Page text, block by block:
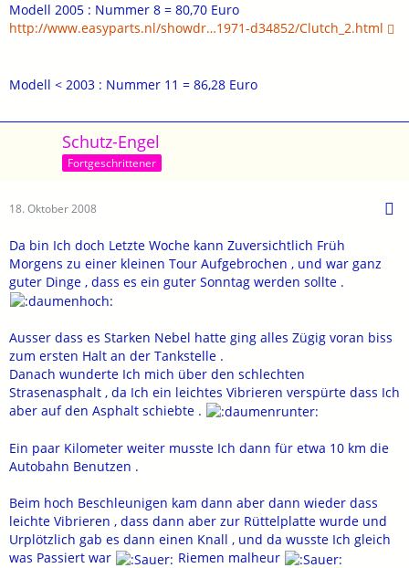
Modell 2005 : Nummer 8 = 80,70 Euro
http://www.easyparts.nl/showdr…1971-d34852/Clutch_2.html
Modell < 2003 : Nummer 11 = 86,28 Euro
Schutz-Engel
Fortgeschrittener
18. Oktober 2008
Da bin Ich doch Letzte Woche kann Zuversichtlich Früh
Morgens zu einer kleinen Tour Aufgebrochen , und war ganz
guter Dinge , dass es ein guter Sonntag werden sollte .
Ausser dass es Starken Nebel hatte ging alles Zügig voran biss
zum ersten Halt an der Tankstelle .
Danach wunderte Ich mich über den schlechten
Strasenasphalt , da Ich ein leichtes Vibrieren verspürte dass Ich
aber auf den Asphalt schiebte .
Ein paar Kilometer weiter musste Ich dann für etwa 10 km die
Autobahn Benutzen .
Beim hoch Beschleunigen kam dann aber dann wieder dass
leichte Vibrieren , dass dann aber zur Rüttelplatte wurde und
Urplötzlich gab es dann einen Knall , und da wusste Ich gleich
was Passiert war
Riemen malheur